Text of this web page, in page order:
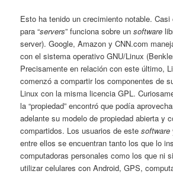
Esto ha tenido un crecimiento notable.
para “servers” funciona sobre unsoftware
server). Google, Amazon y CNN.com
con el sistema operativo GNU/Linux
Precisamente en relación con este último,
comenzó a compartir los componentes de
Linux con la misma licencia GPL.
la “propiedad” encontró que podía
adelante su modelo de propiedad abierta y
compartidos. Los usuarios de estesoftware
entre ellos se encuentran tanto los que lo
computadoras personales como los que ni
utilizar celulares con Android, GPS,